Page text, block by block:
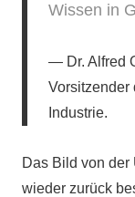
Wissen in
Dr. Alfred
Vorsitzender
Industrie.
Das Bild von der
wieder zurück